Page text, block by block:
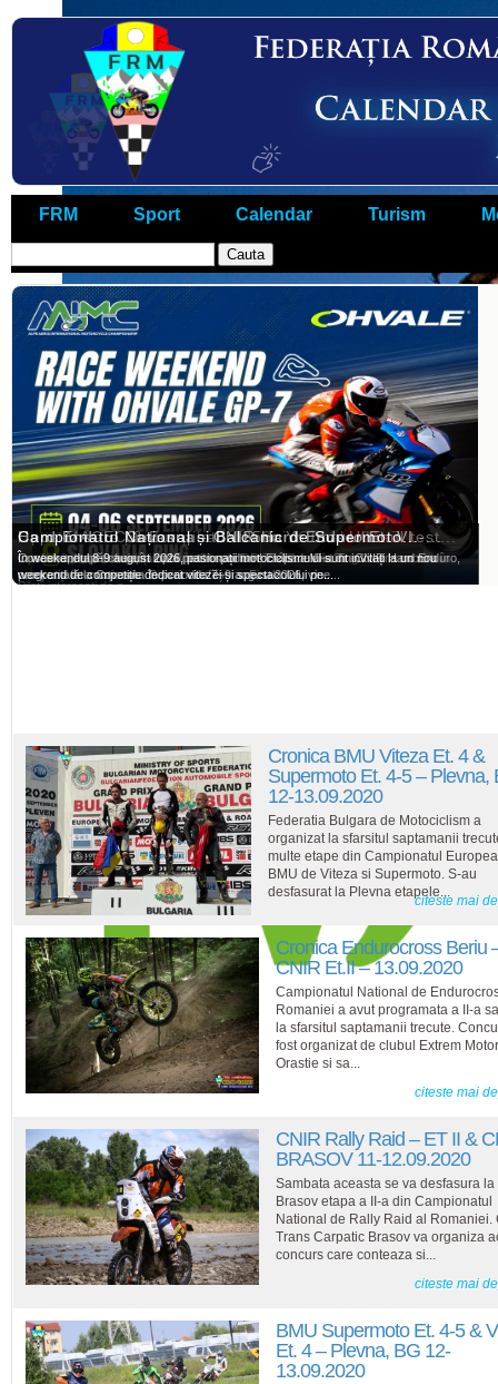
FRM Sport Calendar Turism
Oportunitate pentru pilotii români: Ohvale GP-7...
Oportunitate pentru piloții români: Ohvale GP-7 la Slovakia Ring
Piloții interesați de o...
Cupa MACEC & European 125cc Youth - Ultimul test...
La sfarsitul acestei saptamanii patru sportivi români de Dirt Track vor concura în
competiții internaționale. Se vor desfășura: Finala...
Hard Enduro Covasna - CNIR Hard Enduro Et. VI -...
Covasna, etapă-cheie în lupta pentru podium! Etapa a VI-a din CNIR Hard Enduro,
programată la Covasna în perioada 7–9 august 2026, vine...
Campionatul Național și Balcanic de Supermoto...
În weekendul 8-9 august 2026, pasionații motociclismului sunt invitați la un nou
weekend de competiție dedicat vitezei și spectacolului pe...
Cronica BMU Viteza Et. 4 &
Supermoto Et. 4-5 – Plevna,
12-13.09.2020
Federatia Bulgara de Motociclism a
organizat la sfarsitul saptamanii
multe etape din Campionatul
BMU de Viteza si Supermoto. S-au
desfasurat la Plevna etapele...
citeste mai
Cronica Endurocross Beriu
CNIR Et.II – 13.09.2020
Campionatul National de
Romaniei a avut programata a II-a
la sfarsitul saptamanii trecute.
fost organizat de clubul Extrem
Orastie si sa...
citeste mai
CNIR Rally Raid – ET II &
BRASOV 11-12.09.2020
Sambata aceasta se va desfasura la
Brasov etapa a II-a din Campionatul
National de Rally Raid al Romaniei.
Trans Carpatic Brasov va organiza
concurs care conteaza si...
citeste mai
BMU Supermoto Et. 4-5 &
Et. 4 – Plevna, BG 12-
13.09.2020